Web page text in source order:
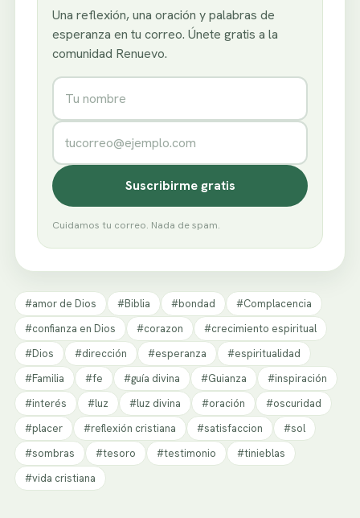
Una reflexión, una oración y palabras de
esperanza en tu correo. Únete gratis a la
comunidad Renuevo.
Nombre
Correo electrónico
Suscribirme gratis
Cuidamos tu correo. Nada de spam.
#amor de Dios #Biblia #bondad
#Complacencia
#confianza en Dios
#corazon
#crecimiento espiritual
#Dios
#dirección #esperanza
#espiritualidad
#Familia
#fe #guía divina #Guianza
#inspiración
#interés
#luz #luz divina #oración
#oscuridad
#placer
#reflexión cristiana #satisfaccion
#sol
#sombras
#tesoro #testimonio
#tinieblas
#vida cristiana